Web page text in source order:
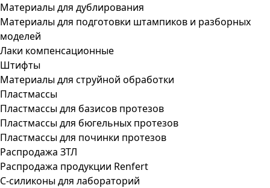
Материалы для дублирования
Материалы для подготовки штампиков и разборных
моделей
Лаки компенсационные
Штифты
Материалы для струйной обработки
Пластмассы
Пластмассы для базисов протезов
Пластмассы для бюгельных протезов
Пластмассы для починки протезов
Распродажа ЗТЛ
Распродажа продукции Renfert
С-силиконы для лабораторий